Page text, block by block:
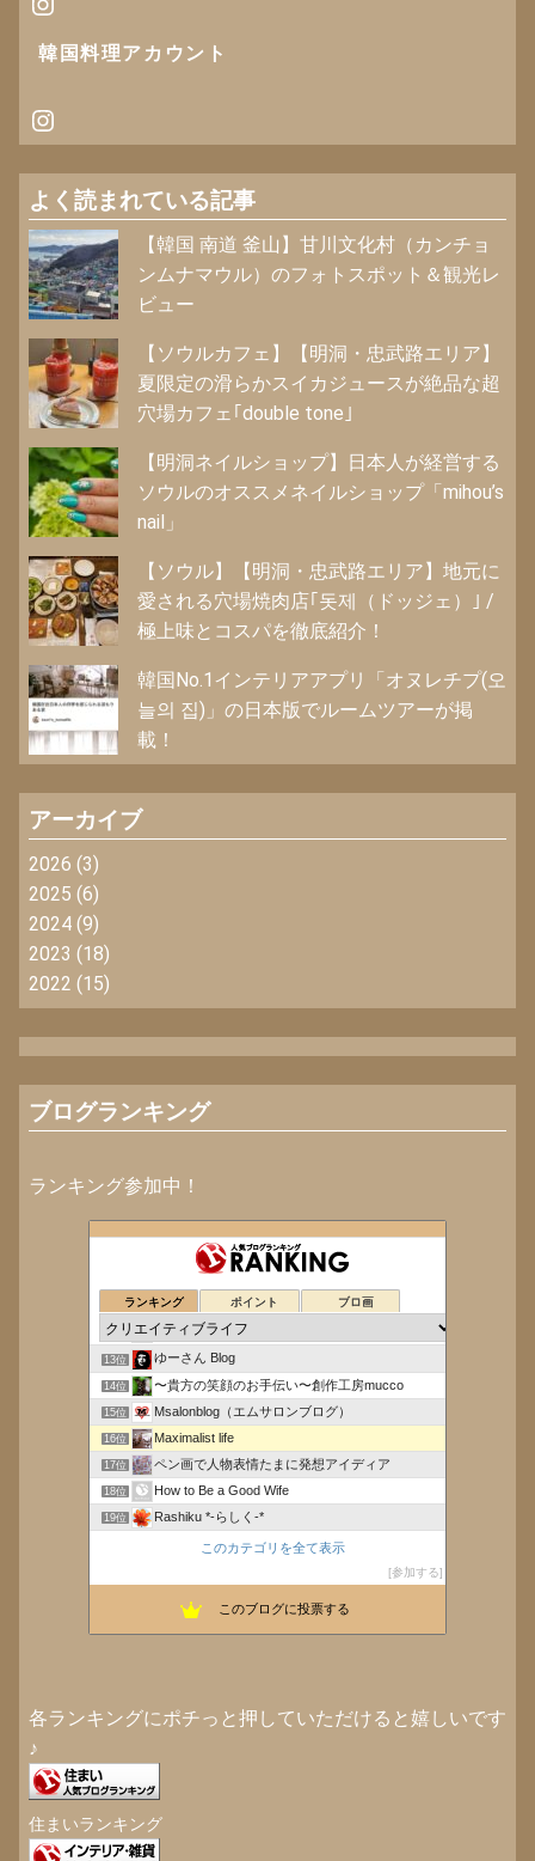
韓国料理アカウント
Instagram
よく読まれている記事
【韓国 南道 釜山】甘川文化村（カンチョ
ンムナマウル）のフォトスポット＆観光レ
ビュー
【ソウルカフェ】【明洞・忠武路エリア】
夏限定の滑らかスイカジュースが絶品な超
穴場カフェ｢double tone｣
【明洞ネイルショップ】日本人が経営する
ソウルのオススメネイルショップ「mihou’s
nail」
【ソウル】【明洞・忠武路エリア】地元に
愛される穴場焼肉店｢돗제（ドッジェ）｣ /
極上味とコスパを徹底紹介！
韓国No.1インテリアアプリ「オヌレチプ(오
늘의 집)」の日本版でルームツアーが掲
載！
アーカイブ
2026 (3)
2025 (6)
2024 (9)
2023 (18)
2022 (15)
ブログランキング
ランキング参加中！
ランキング ポイント ブロ画
静かな木漏れ日
katsu「自分らしく軽やかに魅力ある人生を生きる全て」
11位 ひとり時間大好きシニアのつぶやき
12位 ものぐさアジュンマ見聞録
13位 ゆーさん Blog
14位 〜貴方の笑顔のお手伝い〜創作工房mucco
15位 Msalonblog（エムサロンブログ）
16位 Maximalist life
17位 ペン画で人物表情たまに発想アイディア
18位 How to Be a Good Wife
19位 Rashiku *-らしく-*
糖尿おじさんと老犬のくらし
kikacoolのブログ【遊びのレシピ】
このカテゴリを全て表示
参加する
このブログに投票する
各ランキングにポチっと押していただけると嬉しいです
♪
住まいランキング